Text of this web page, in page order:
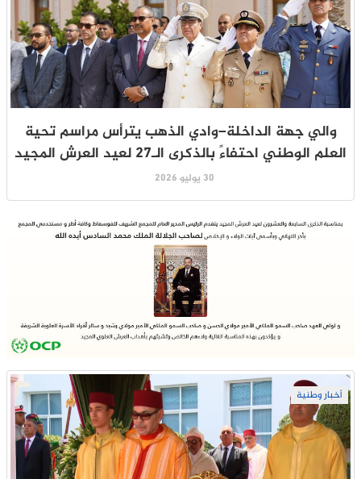
والي جهة الداخلة–وادي الذهب يترأس مراسم تحية
العلم الوطني احتفاءً بالذكرى الـ27 لعيد العرش المجيد
30 يوليو 2026
أخبار وطنية